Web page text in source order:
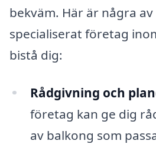
bekväm. Här är några
specialiserat företag
bistå dig:
Rådgivning och
företag kan ge dig
av balkong som